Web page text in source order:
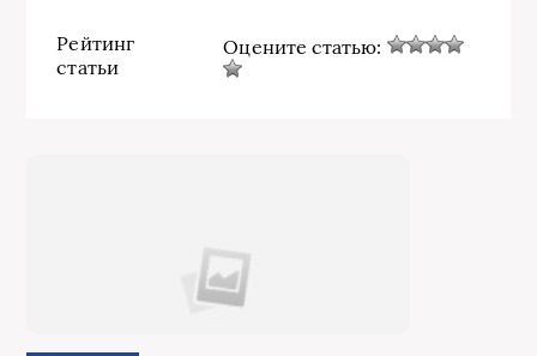
Рейтинг
статьи
Оцените статью: